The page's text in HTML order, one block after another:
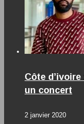
Côte
un concert
2 janvier 2020